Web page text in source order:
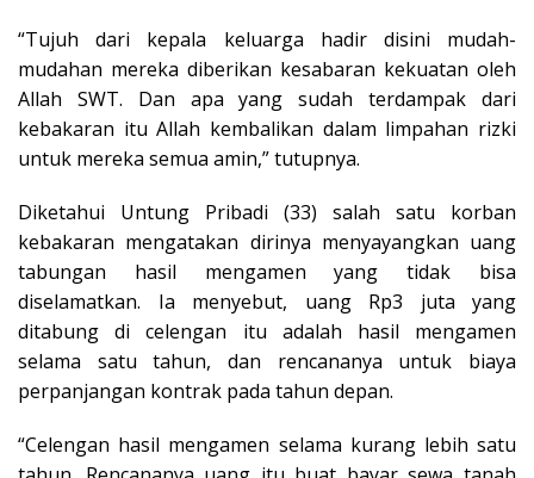
“Tujuh dari kepala keluarga hadir disini mudah-
mudahan mereka diberikan kesabaran kekuatan oleh
Allah SWT. Dan apa yang sudah terdampak dari
kebakaran itu Allah kembalikan dalam limpahan rizki
untuk mereka semua amin,” tutupnya.
Diketahui Untung Pribadi (33) salah satu korban
kebakaran mengatakan dirinya menyayangkan uang
tabungan hasil mengamen yang tidak bisa
diselamatkan. Ia menyebut, uang Rp3 juta yang
ditabung di celengan itu adalah hasil mengamen
selama satu tahun, dan rencananya untuk biaya
perpanjangan kontrak pada tahun depan.
“Celengan hasil mengamen selama kurang lebih satu